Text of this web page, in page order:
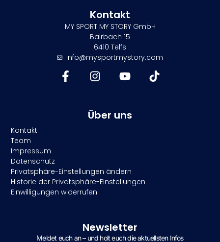
Kontakt
MY SPORT MY STORY GmbH
Bairbach 15
6410 Telfs
info@mysportmystory.com
Über uns
Kontakt
Team
Impressum
Datenschutz
Privatsphäre-Einstellungen ändern
Historie der Privatsphäre-Einstellungen
Einwilligungen widerrufen
Newsletter
Meldet euch an – und holt euch die aktuellsten Infos